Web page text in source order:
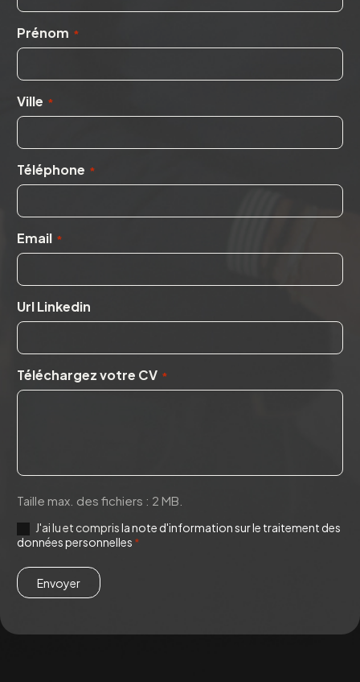
Prénom *
Ville *
Téléphone *
Email *
Url Linkedin
Téléchargez votre CV *
Taille max. des fichiers : 2 MB.
privacy *
J'ai lu et comprisla note d'information sur le traitement des
données personnelles *
Envoyer